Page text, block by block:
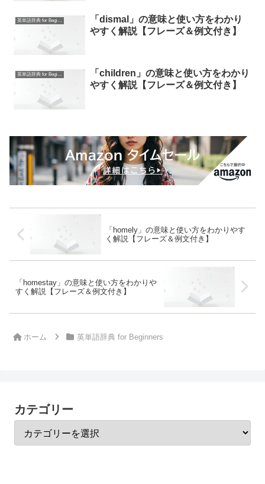
英単語辞典 for Beginners
「dismal」の意味と使い方をわかり
やすく解説【フレーズ＆例文付き】
英単語辞典 for Beginners
「children」の意味と使い方をわかり
やすく解説【フレーズ＆例文付き】
「homely」の意味と使い方をわかりやす
く解説【フレーズ＆例文付き】
「homestay」の意味と使い方をわかりや
すく解説【フレーズ＆例文付き】
ホーム 英単語辞典 for Beginners
カテゴリー